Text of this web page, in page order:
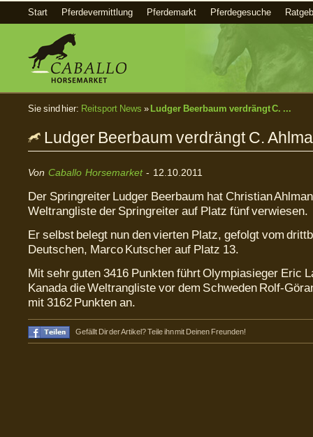
Start Pferdevermittlung Pferdemarkt Pferdegesuche
Sie sind hier: Reitsport News » Ludger Beerbaum verdrängt C. ...
Ludger Beerbaum verdrängt C.
Von Caballo Horsemarket- 12.10.2011
Der Springreiter Ludger Beerbaum hat Christian
Weltrangliste der Springreiter auf Platz fünf verwiesen.
Er selbst belegt nun den vierten Platz, gefolgt vom
Deutschen, Marco Kutscher auf Platz 13.
Mit sehr guten 3416 Punkten führt Olympiasieger Eric
Kanada die Weltrangliste vor dem Schweden Rolf-
mit 3162 Punkten an.
Gefällt Dir der Artikel? Teile ihn mit Deinen Freunden!